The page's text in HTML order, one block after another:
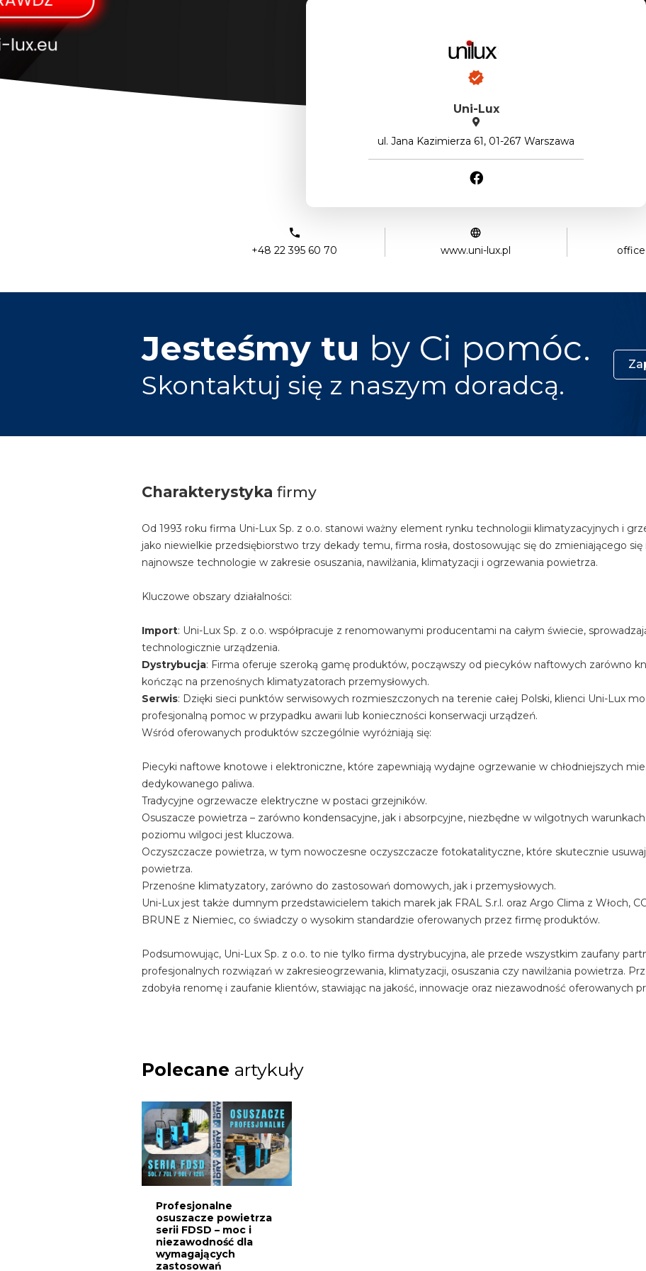
Uni-Lux
ul. Jana Kazimierza 61, 01-267 Warszawa
+48 22 395 60 70 www.uni-lux.pl
Jesteśmy tu by Ci pomóc.
Skontaktuj się z naszym doradcą.
Charakterystyka firmy
Od 1993 roku firma Uni-Lux Sp. z o.o. stanowi ważny element rynku technologii klimatyzacyjnych i
jako niewielkie przedsiębiorstwo trzy dekady temu, firma rosła, dostosowując się do zmieniającego
najnowsze technologie w zakresie osuszania, nawilżania, klimatyzacji i ogrzewania powietrza.
Kluczowe obszary działalności:
Import: Uni-Lux Sp. z o.o. współpracuje z renomowanymi producentami na całym świecie,
technologicznie urządzenia.
Dystrybucja: Firma oferuje szeroką gamę produktów, począwszy od piecyków naftowych zarówno
kończąc na przenośnych klimatyzatorach przemysłowych.
Serwis: Dzięki sieci punktów serwisowych rozmieszczonych na terenie całej Polski, klienci Uni-Lux
profesjonalną pomoc w przypadku awarii lub konieczności konserwacji urządzeń.
Wśród oferowanych produktów szczególnie wyróżniają się:
Piecyki naftowe knotowe i elektroniczne, które zapewniają wydajne ogrzewanie w chłodniejszych
dedykowanego paliwa.
Tradycyjne ogrzewacze elektryczne w postaci grzejników.
Osuszacze powietrza – zarówno kondensacyjne, jak i absorpcyjne, niezbędne w wilgotnych
poziomu wilgoci jest kluczowa.
Oczyszczacze powietrza, w tym nowoczesne oczyszczacze fotokatalityczne, które skutecznie
powietrza.
Przenośne klimatyzatory, zarówno do zastosowań domowych, jak i przemysłowych.
Uni-Lux jest także dumnym przedstawicielem takich marek jak FRAL S.r.l. oraz Argo Clima z Włoch,
BRUNE z Niemiec, co świadczy o wysokim standardzie oferowanych przez firmę produktów.
Podsumowując, Uni-Lux Sp. z o.o. to nie tylko firma dystrybucyjna, ale przede wszystkim zaufany
profesjonalnych rozwiązań w zakresieogrzewania, klimatyzacji, osuszania czy nawilżania powietrza.
zdobyła renomę i zaufanie klientów, stawiając na jakość, innowacje oraz niezawodność oferowanych
Polecane artykuły
Profesjonalne
osuszacze powietrza
serii FDSD – moc i
niezawodność dla
wymagających
zastosowań